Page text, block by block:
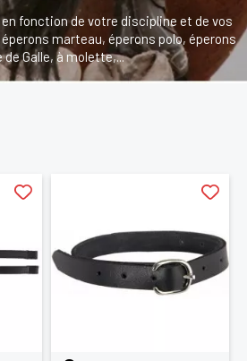
fonction de votre discipline et de vos
marteau, éperons polo, éperons
de Galle, à molette,...